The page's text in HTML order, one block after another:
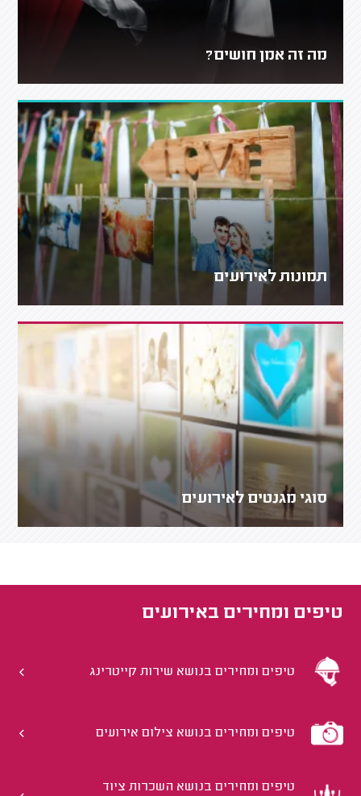
מה זה אמן חושים?
תמונות לאירועים
סוגי מגנטים לאירועים
טיפים ומחירים באירועים
טיפים ומחירים בנושא שירות קייטרינג
טיפים ומחירים בנושא צילום אירועים
טיפים ומחירים בנושא השכרות ציוד